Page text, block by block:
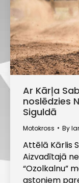
Ar Kārļa
noslēdzies
Siguldā
Motokross By
Attēlā Kārlis
Aizvadītajā
“Ozolkalnu”
astoņiem